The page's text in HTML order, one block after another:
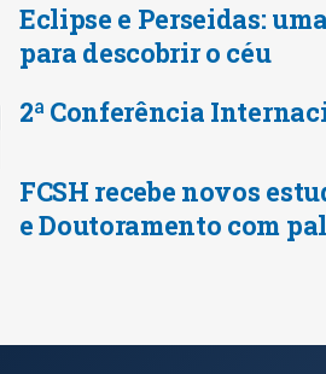
Eclipse e Perseidas:
para descobrir o céu
2ª Conferência
FCSH recebe novos
e Doutoramento com